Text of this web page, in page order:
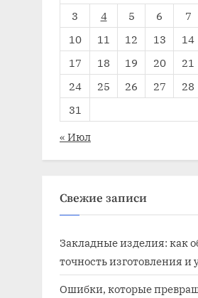
3
4 5 6 7
10
11 12 13 14
17
18 19 20 21
24
25 26 27 28
31
« Июл
Свежие записи
Закладные изделия: как
точность изготовления и
Ошибки, которые